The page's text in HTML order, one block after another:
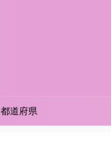
都道府県